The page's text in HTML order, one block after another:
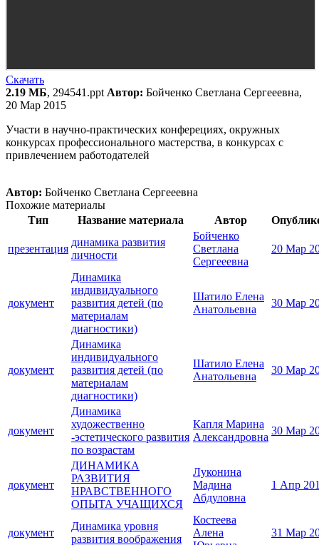
Скачать
2.19 МБ, 294541.ppt Автор: Бойченко Светлана Сергееевна,
20 Мар 2015
Участи в научно-практических конферециях, окружных
конкурсах профессионального мастерства, в конкурсах с
привлечением работодателей
Автор: Бойченко Светлана Сергееевна
Похожие материалы
Тип
Название материала Автор
презентация
динамика развития
личности
Бойченко
Светлана
Сергееевна
20 Мар
документ
Динамика
индивидуального
развития детей (по
материалам
диагностики)
Шатило Елена
Анатольевна
30 Мар
документ
Динамика
индивидуального
развития детей (по
материалам
диагностики)
Шатило Елена
Анатольевна
30 Мар
документ
Динамика
художественно
-эстетического развития
по возрастам
Капля Марина
Александровна
30 Мар
документ
ДИНАМИКА
РАЗВИТИЯ
НРАВСТВЕННОГО
ОПЫТА УЧАЩИХСЯ
Луконина
Мадина
Абдуловна
1 Апр
документ
Динамика уровня
развития воображения
Костеева
Алена
31 Мар